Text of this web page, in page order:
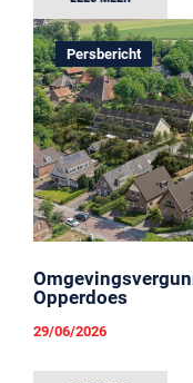
Persbericht
Opperdoes
29/06/2026